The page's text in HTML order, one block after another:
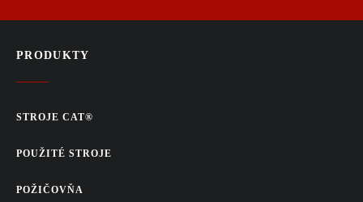
PRODUKTY
STROJE CAT®
POUŽITÉ STROJE
POŽIČOVŇA